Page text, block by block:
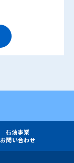
石油事業
お問い合わせ